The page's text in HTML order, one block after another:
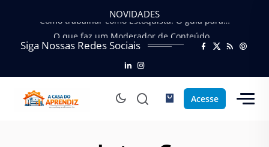
NOVIDADES
Como trabalhar como Estoquista: O guia para…
O que faz um Moderador de Conteúdo…
Como ser um Afiliado de Sucesso trabalhando…
Como dar Aulas Particulares Online e viver…
Profissão Instalador Solar: Como entrar no mercado…
Como trabalhar como Estoquista: O guia para…
O que faz um Moderador de Conteúdo…
Siga Nossas Redes Sociais
Acesse